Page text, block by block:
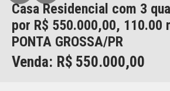
Casa Residencial com 3
por R$ 550.000,00, 110.00
PONTA GROSSA/PR
Venda: R$ 550.000,00